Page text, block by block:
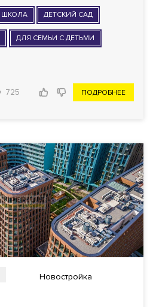
ШКОЛА ДЕТСКИЙ САД
ДЛЯ СЕМЬИ С ДЕТЬМИ
725 ПОДРОБНЕЕ
Новостройка